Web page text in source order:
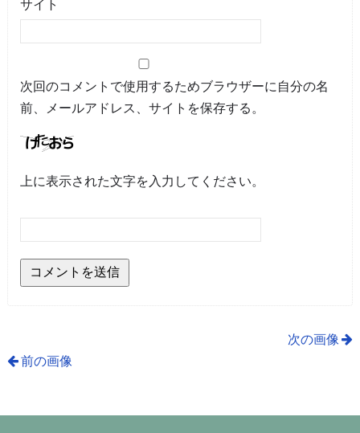
サイト
次回のコメントで使用するためブラウザーに自分の名
前、メールアドレス、サイトを保存する。
上に表示された文字を入力してください。
次の画像
前の画像